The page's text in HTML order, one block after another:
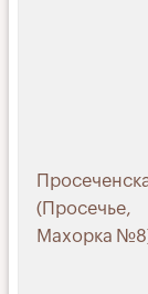
(Просечье,
Махорка